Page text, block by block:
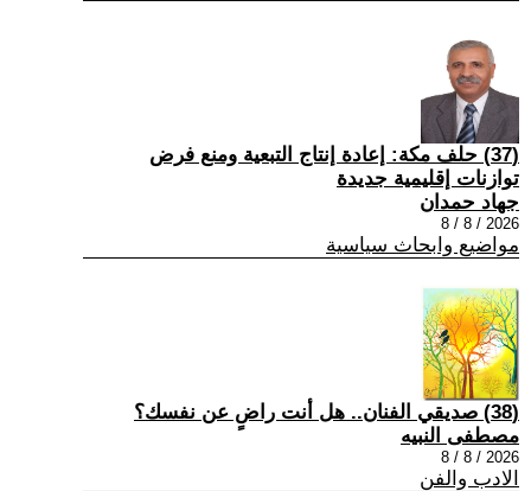
(37) حلف مكة: إعادة إنتاج التبعية ومنع فرض
توازنات إقليمية جديدة
جهاد حمدان
2026 / 8 / 8
مواضيع وابحاث سياسية
(38) صديقي الفنان.. هل أنت راضٍ عن نفسك؟
مصطفى النبيه
2026 / 8 / 8
الادب والفن